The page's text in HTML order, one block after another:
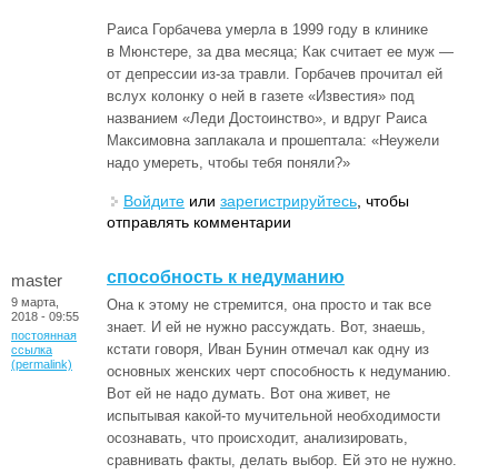
Раиса Горбачева умерла в 1999 году в клинике
в Мюнстере, за два месяца; Как считает ее муж —
от депрессии из-за травли. Горбачев прочитал ей
вслух колонку о ней в газете «Известия» под
названием «Леди Достоинство», и вдруг Раиса
Максимовна заплакала и прошептала: «Неужели
надо умереть, чтобы тебя поняли?»
Войдите или зарегистрируйтесь , чтобы
отправлять комментарии
master
9 марта,
2018 - 09:55
постоянная
ссылка
(permalink)
способность к недуманию
Она к этому не стремится, она просто и так все
знает. И ей не нужно рассуждать. Вот, знаешь,
кстати говоря, Иван Бунин отмечал как одну из
основных женских черт способность к недуманию.
Вот ей не надо думать. Вот она живет, не
испытывая какой-то мучительной необходимости
осознавать, что происходит, анализировать,
сравнивать факты, делать выбор. Ей это не нужно.